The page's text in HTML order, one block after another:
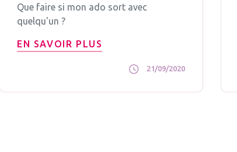
Que faire si mon ado sort avec
quelqu'un ?
EN SAVOIR PLUS
21/09/2020